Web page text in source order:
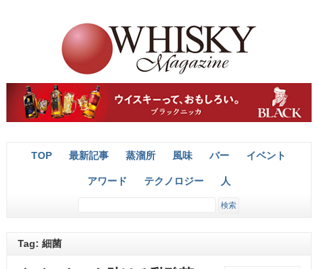
TOP 最新記事 蒸溜所 風味 バー イベント
アワード テクノロジー 人
Tag: 細菌